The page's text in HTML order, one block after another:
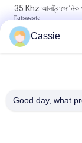
35 Khz আলট্রাসোনিক
ট্রান্সডুসার
30Khz প্লাস্টিক স্পট
সিরামিক সহ
4 পিসি পিজেডিটি 4
Cassie
Good day, what